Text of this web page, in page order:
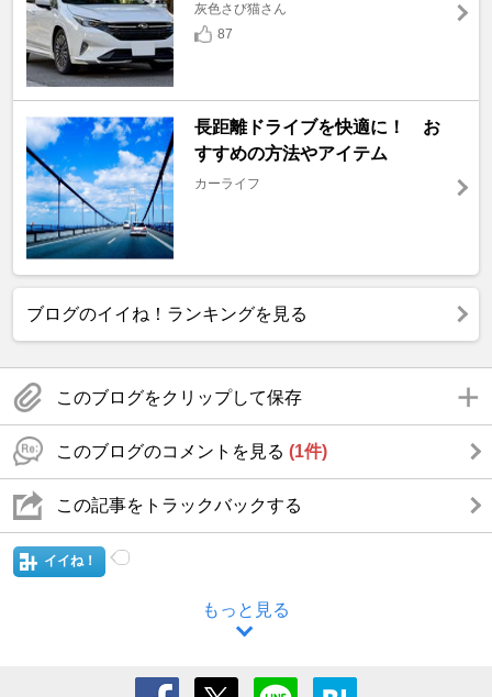
灰色さび猫さん
87
長距離ドライブを快適に！ お
すすめの方法やアイテム
カーライフ
ブログのイイね！ランキングを見る
このブログをクリップして保存
このブログのコメントを見る (1件)
この記事をトラックバックする
イイね！
もっと見る